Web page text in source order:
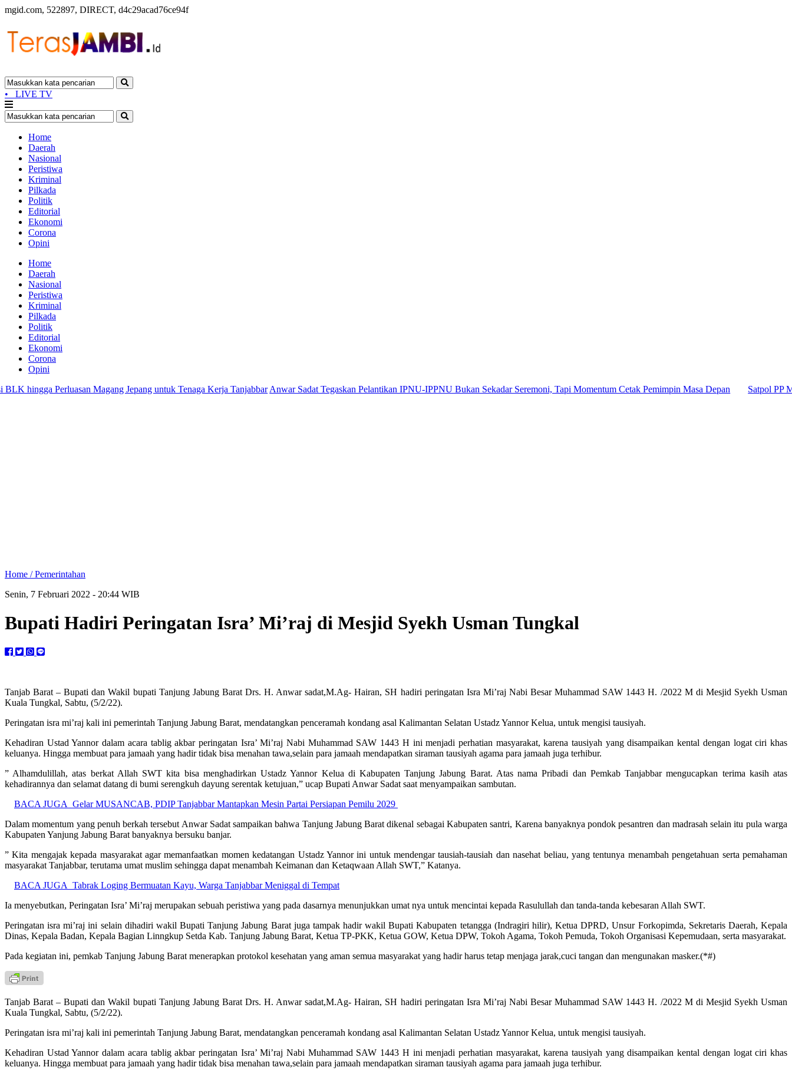
mgid.com, 522897, DIRECT, d4c29acad76ce94f
• LIVE TV
Home
Daerah
Nasional
Peristiwa
Kriminal
Pilkada
Politik
Editorial
Ekonomi
Corona
Opini
Home
Daerah
Nasional
Peristiwa
Kriminal
Pilkada
Politik
Editorial
Ekonomi
Corona
Opini
Perluasan Magang Jepang untuk Tenaga Kerja TanjabbarAnwar Sadat Tegaskan Pelantikan IPNU-IPPNU Bukan Sekadar Seremoni, Tapi Momentum Cetak Pemimpin Masa Depan Satpol PP Menang
Home /Pemerintahan
Senin, 7 Februari 2022 - 20:44 WIB
Bupati Hadiri Peringatan Isra’ Mi’raj di Mesjid Syekh Usman Tungkal
Tanjab Barat – Bupati dan Wakil bupati Tanjung Jabung Barat Drs. H. Anwar sadat,M.Ag- Hairan, SH hadiri peringatan Isra Mi’raj Nabi Besar Muhammad SAW 1443 H. /2022 M di Mesjid Syekh Usman
Kuala Tungkal, Sabtu, (5/2/22).
Peringatan isra mi’raj kali ini pemerintah Tanjung Jabung Barat, mendatangkan penceramah kondang asal Kalimantan Selatan Ustadz Yannor Kelua, untuk mengisi tausiyah.
Kehadiran Ustad Yannor dalam acara tablig akbar peringatan Isra’ Mi’raj Nabi Muhammad SAW 1443 H ini menjadi perhatian masyarakat, karena tausiyah yang disampaikan kental dengan logat ciri khas
keluanya. Hingga membuat para jamaah yang hadir tidak bisa menahan tawa,selain para jamaah mendapatkan siraman tausiyah agama para jamaah juga terhibur.
” Alhamdulillah, atas berkat Allah SWT kita bisa menghadirkan Ustadz Yannor Kelua di Kabupaten Tanjung Jabung Barat. Atas nama Pribadi dan Pemkab Tanjabbar mengucapkan terima kasih atas
kehadirannya dan selamat datang di bumi serengkuh dayung serentak ketujuan,” ucap Bupati Anwar Sadat saat menyampaikan sambutan.
BACA JUGA Gelar MUSANCAB, PDIP Tanjabbar Mantapkan Mesin Partai Persiapan Pemilu 2029
Dalam momentum yang penuh berkah tersebut Anwar Sadat sampaikan bahwa Tanjung Jabung Barat dikenal sebagai Kabupaten santri, Karena banyaknya pondok pesantren dan madrasah selain itu pula warga
Kabupaten Yanjung Jabung Barat banyaknya bersuku banjar.
” Kita mengajak kepada masyarakat agar memanfaatkan momen kedatangan Ustadz Yannor ini untuk mendengar tausiah-tausiah dan nasehat beliau, yang tentunya menambah pengetahuan serta pemahaman
masyarakat Tanjabbar, terutama umat muslim sehingga dapat menambah Keimanan dan Ketaqwaan Allah SWT,” Katanya.
BACA JUGA Tabrak Loging Bermuatan Kayu, Warga Tanjabbar Meniggal di Tempat
Ia menyebutkan, Peringatan Isra’ Mi’raj merupakan sebuah peristiwa yang pada dasarnya menunjukkan umat nya untuk mencintai kepada Rasulullah dan tanda-tanda kebesaran Allah SWT.
Peringatan isra mi’raj ini selain dihadiri wakil Bupati Tanjung Jabung Barat juga tampak hadir wakil Bupati Kabupaten tetangga (Indragiri hilir), Ketua DPRD, Unsur Forkopimda, Sekretaris Daerah, Kepala
Dinas, Kepala Badan, Kepala Bagian Linngkup Setda Kab. Tanjung Jabung Barat, Ketua TP-PKK, Ketua GOW, Ketua DPW, Tokoh Agama, Tokoh Pemuda, Tokoh Organisasi Kepemudaan, serta masyarakat.
Pada kegiatan ini, pemkab Tanjung Jabung Barat menerapkan protokol kesehatan yang aman semua masyarakat yang hadir harus tetap menjaga jarak,cuci tangan dan mengunakan masker.(*#)
Tanjab Barat – Bupati dan Wakil bupati Tanjung Jabung Barat Drs. H. Anwar sadat,M.Ag- Hairan, SH hadiri peringatan Isra Mi’raj Nabi Besar Muhammad SAW 1443 H. /2022 M di Mesjid Syekh Usman
Kuala Tungkal, Sabtu, (5/2/22).
Peringatan isra mi’raj kali ini pemerintah Tanjung Jabung Barat, mendatangkan penceramah kondang asal Kalimantan Selatan Ustadz Yannor Kelua, untuk mengisi tausiyah.
Kehadiran Ustad Yannor dalam acara tablig akbar peringatan Isra’ Mi’raj Nabi Muhammad SAW 1443 H ini menjadi perhatian masyarakat, karena tausiyah yang disampaikan kental dengan logat ciri khas
keluanya. Hingga membuat para jamaah yang hadir tidak bisa menahan tawa,selain para jamaah mendapatkan siraman tausiyah agama para jamaah juga terhibur.